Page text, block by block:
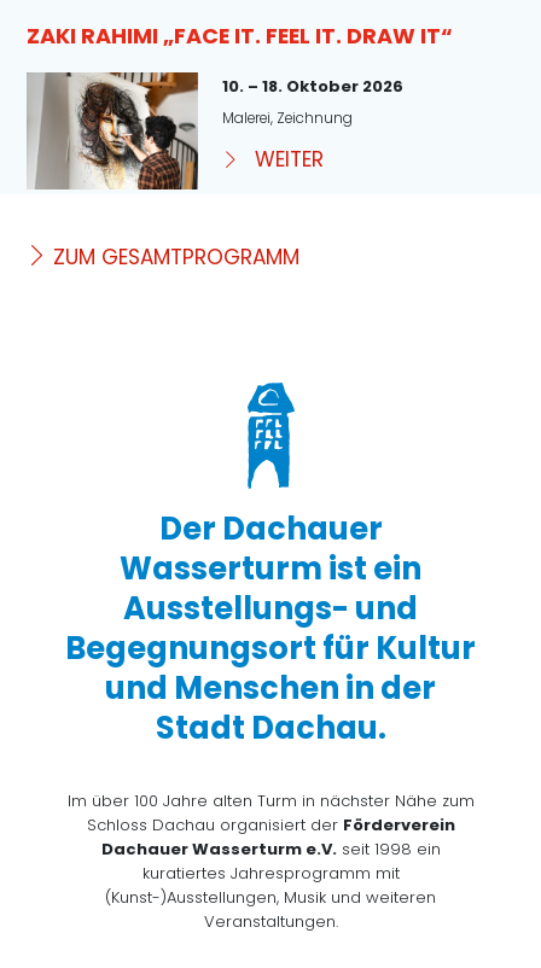
ZAKI RAHIMI „FACE IT. FEEL IT. DRAW IT“
10. – 18. Oktober 2026
Malerei, Zeichnung
WEITER
ZUM GESAMTPROGRAMM
Der Dachauer
Wasserturm ist ein
Ausstellungs- und
Begegnungsort für Kultur
und Menschen in der
Stadt Dachau.
Im über 100 Jahre alten Turm in nächster Nähe zum
Schloss Dachau organisiert der Förderverein
Dachauer Wasserturm e.V.seit 1998 ein
kuratiertes Jahresprogramm mit
(Kunst-)Ausstellungen, Musik und weiteren
Veranstaltungen.